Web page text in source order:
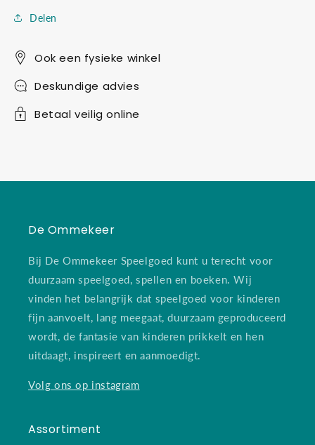
Delen
Ook een fysieke winkel
Deskundige advies
Betaal veilig online
De Ommekeer
Bij De Ommekeer Speelgoed kunt u terecht voor
duurzaam speelgoed, spellen en boeken. Wij
vinden het belangrijk dat speelgoed voor kinderen
fijn aanvoelt, lang meegaat, duurzaam geproduceerd
wordt, de fantasie van kinderen prikkelt en hen
uitdaagt, inspireert en aanmoedigt.
Volg ons op instagram
Assortiment